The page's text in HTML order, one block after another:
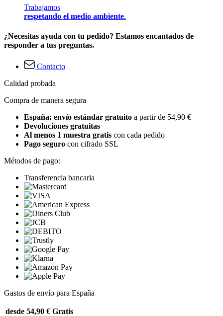
Trabajamos
respetando el medio ambiente.
¿Necesitas ayuda con tu pedido? Estamos encantados de
responder a tus preguntas.
Contacto
Calidad probada
Compra de manera segura
España: envío estándar gratuito a partir de 54,90 €
Devoluciones gratuitas
Al menos 1 muestra gratis con cada pedido
Pago seguro con cifrado SSL
Métodos de pago:
Transferencia bancaria
Gastos de envío para España
desde 54,90 € Gratis